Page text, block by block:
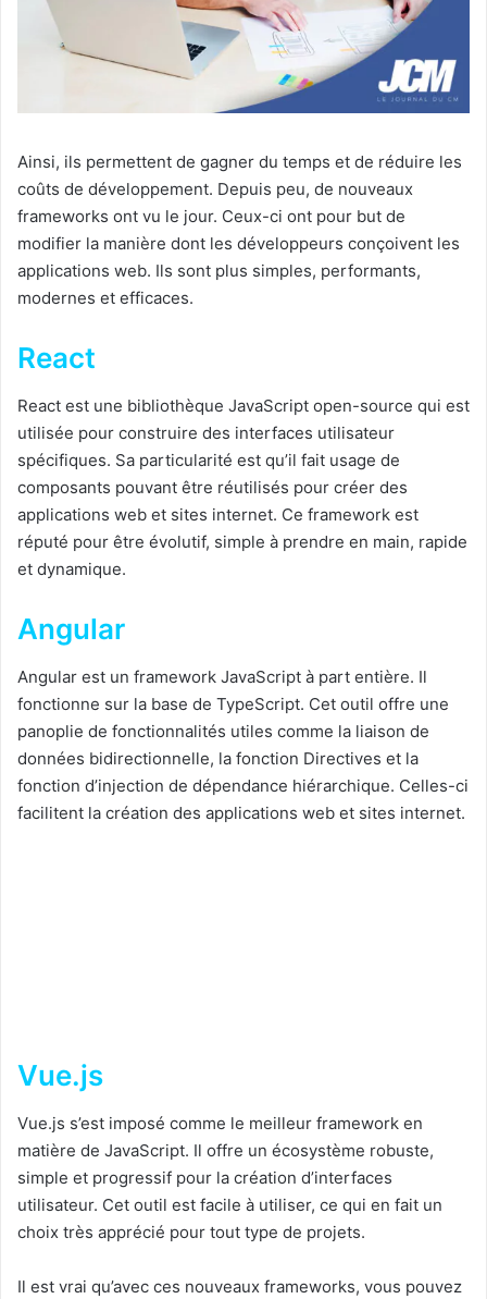
Ainsi, ils permettent de gagner du temps et de réduire les
coûts de développement. Depuis peu, de nouveaux
frameworks ont vu le jour. Ceux-ci ont pour but de
modifier la manière dont les développeurs conçoivent les
applications web. Ils sont plus simples, performants,
modernes et efficaces.
React
React est une bibliothèque JavaScript open-source qui est
utilisée pour construire des interfaces utilisateur
spécifiques. Sa particularité est qu’il fait usage de
composants pouvant être réutilisés pour créer des
applications web et sites internet. Ce framework est
réputé pour être évolutif, simple à prendre en main, rapide
et dynamique.
Angular
Angular est un framework JavaScript à part entière. Il
fonctionne sur la base de TypeScript. Cet outil offre une
panoplie de fonctionnalités utiles comme la liaison de
données bidirectionnelle, la fonction Directives et la
fonction d’injection de dépendance hiérarchique. Celles-ci
facilitent la création des applications web et sites internet.
Vue.js
Vue.js s’est imposé comme le meilleur framework en
matière de JavaScript. Il offre un écosystème robuste,
simple et progressif pour la création d’interfaces
utilisateur. Cet outil est facile à utiliser, ce qui en fait un
choix très apprécié pour tout type de projets.
Il est vrai qu’avec ces nouveaux frameworks, vous pouvez